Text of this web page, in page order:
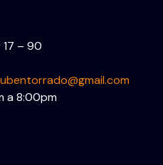
– 90
a 8:00pm